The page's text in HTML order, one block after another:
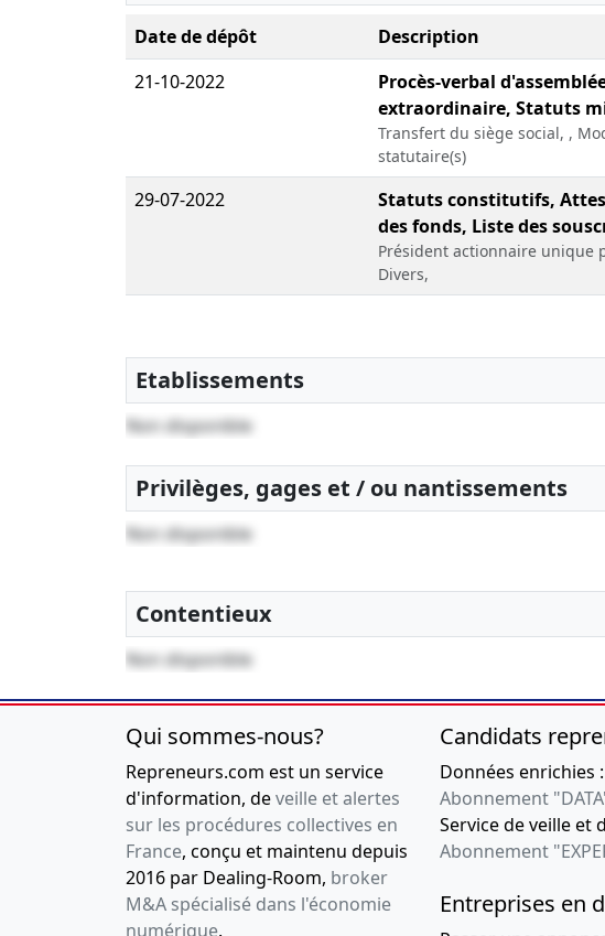
Date de dépôt Description
21-10-2022
Procès-verbal
extraordinaire, Statuts
Transfert du siège social, ,
statutaire(s)
29-07-2022
Statuts constitutifs,
des fonds, Liste des
Président actionnaire unique
Divers,
Etablissements
Non disponible
Privilèges, gages et / ou nantissements
Non disponible
Contentieux
Non disponible
Qui sommes-nous?
Repreneurs.com est un service
d'information, deveille et alertes
sur les procédures collectives en
France, conçu et maintenu depuis
2016 par Dealing-Room, broker
M&A spécialisé dans l'économie
numérique.
Candidats
Données enrichies :
Abonnement
Service de veille et
Abonnement
Entreprises en